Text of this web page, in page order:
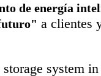
de energía
a clientes